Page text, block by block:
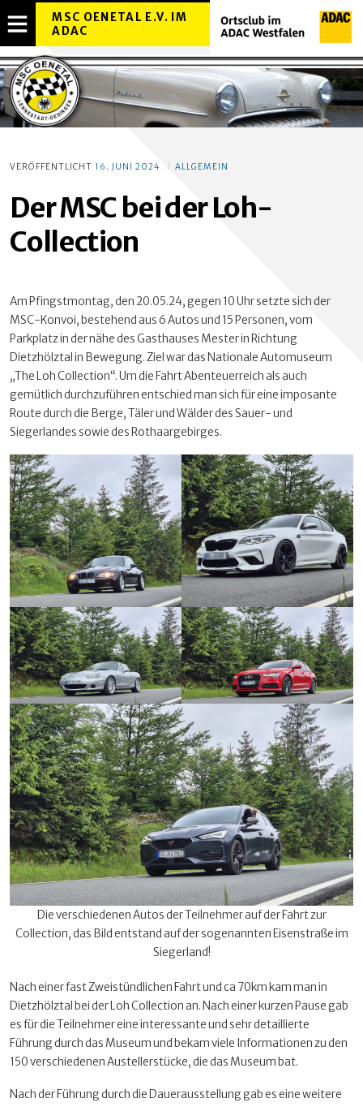
OVERLAY
ÖFFNEN
MSC OENETAL E.V. IM
ADAC
VERÖFFENTLICHT 16. JUNI 2024 ALLGEMEIN
Der MSC bei der Loh-
Collection
Am Pfingstmontag, den 20.05.24, gegen 10 Uhr setzte sich der
MSC-Konvoi, bestehend aus 6 Autos und 15 Personen, vom
Parkplatz in der nähe des Gasthauses Mester in Richtung
Dietzhölztal in Bewegung. Ziel war das Nationale Automuseum
„The Loh Collection“. Um die Fahrt Abenteuerreich als auch
gemütlich durchzuführen entschied man sich für eine imposante
Route durch die Berge, Täler und Wälder des Sauer- und
Siegerlandes sowie des Rothaargebirges.
Die verschiedenen Autos der Teilnehmer auf der Fahrt zur
Collection, das Bild entstand auf der sogenannten Eisenstraße im
Siegerland!
Nach einer fast Zweistündlichen Fahrt und ca 70km kam man in
Dietzhölztal bei der Loh Collection an. Nach einer kurzen Pause gab
es für die Teilnehmer eine interessante und sehr detaillierte
Führung durch das Museum und bekam viele Informationen zu den
150 verschiedenen Austellerstücke, die das Museum bat.
Nach der Führung durch die Dauerausstellung gab es eine weitere